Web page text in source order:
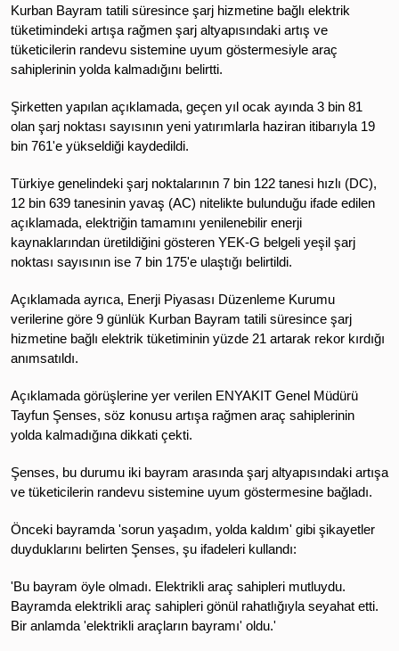
Kurban Bayram tatili süresince şarj hizmetine bağlı elektrik
tüketimindeki artışa rağmen şarj altyapısındaki artış ve
tüketicilerin randevu sistemine uyum göstermesiyle araç
sahiplerinin yolda kalmadığını belirtti.
Şirketten yapılan açıklamada, geçen yıl ocak ayında 3 bin 81
olan şarj noktası sayısının yeni yatırımlarla haziran itibarıyla 19
bin 761'e yükseldiği kaydedildi.
Türkiye genelindeki şarj noktalarının 7 bin 122 tanesi hızlı (DC),
12 bin 639 tanesinin yavaş (AC) nitelikte bulunduğu ifade edilen
açıklamada, elektriğin tamamını yenilenebilir enerji
kaynaklarından üretildiğini gösteren YEK-G belgeli yeşil şarj
noktası sayısının ise 7 bin 175'e ulaştığı belirtildi.
Açıklamada ayrıca, Enerji Piyasası Düzenleme Kurumu
verilerine göre 9 günlük Kurban Bayram tatili süresince şarj
hizmetine bağlı elektrik tüketiminin yüzde 21 artarak rekor kırdığı
anımsatıldı.
Açıklamada görüşlerine yer verilen ENYAKIT Genel Müdürü
Tayfun Şenses, söz konusu artışa rağmen araç sahiplerinin
yolda kalmadığına dikkati çekti.
Şenses, bu durumu iki bayram arasında şarj altyapısındaki artışa
ve tüketicilerin randevu sistemine uyum göstermesine bağladı.
Önceki bayramda 'sorun yaşadım, yolda kaldım' gibi şikayetler
duyduklarını belirten Şenses, şu ifadeleri kullandı:
'Bu bayram öyle olmadı. Elektrikli araç sahipleri mutluydu.
Bayramda elektrikli araç sahipleri gönül rahatlığıyla seyahat etti.
Bir anlamda 'elektrikli araçların bayramı' oldu.'